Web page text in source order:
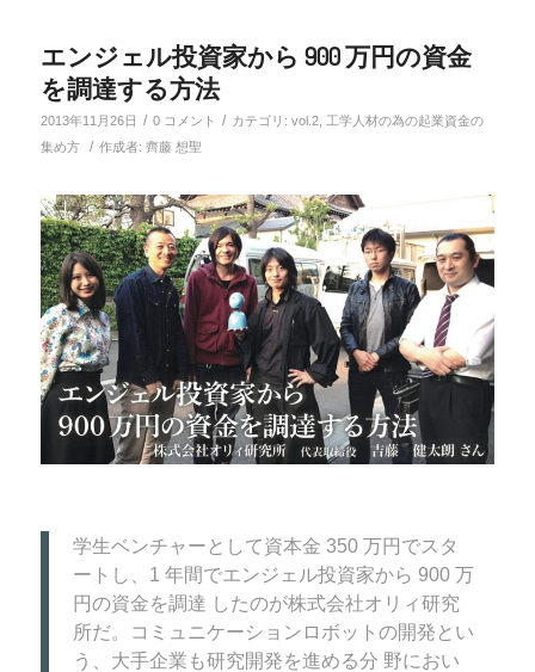
エンジェル投資家から 900 万円の資金
を調達する方法
2013年11月26日 / 0 コメント / カテゴリ: vol.2, 工学人材の為の起業資金の
集め方
/ 作成者: 齊藤 想聖
学生ベンチャーとして資本金 350 万円でスタ
ートし、1 年間でエンジェル投資家から 900 万
円の資金を調達 したのが株式会社オリィ研究
所だ。コミュニケーションロボットの開発とい
う、大手企業も研究開発を進める分 野におい